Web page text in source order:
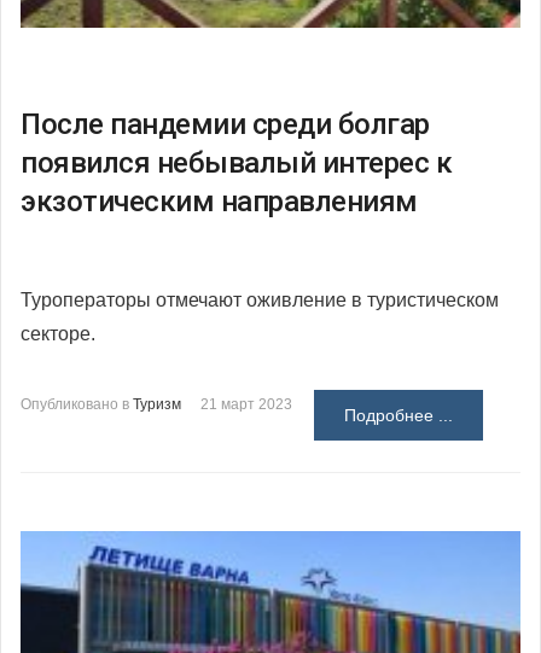
После пандемии среди болгар
появился небывалый интерес к
экзотическим направлениям
Туроператоры отмечают оживление в туристическом
секторе.
Опубликовано в Туризм 21 март 2023
Подробнее ...